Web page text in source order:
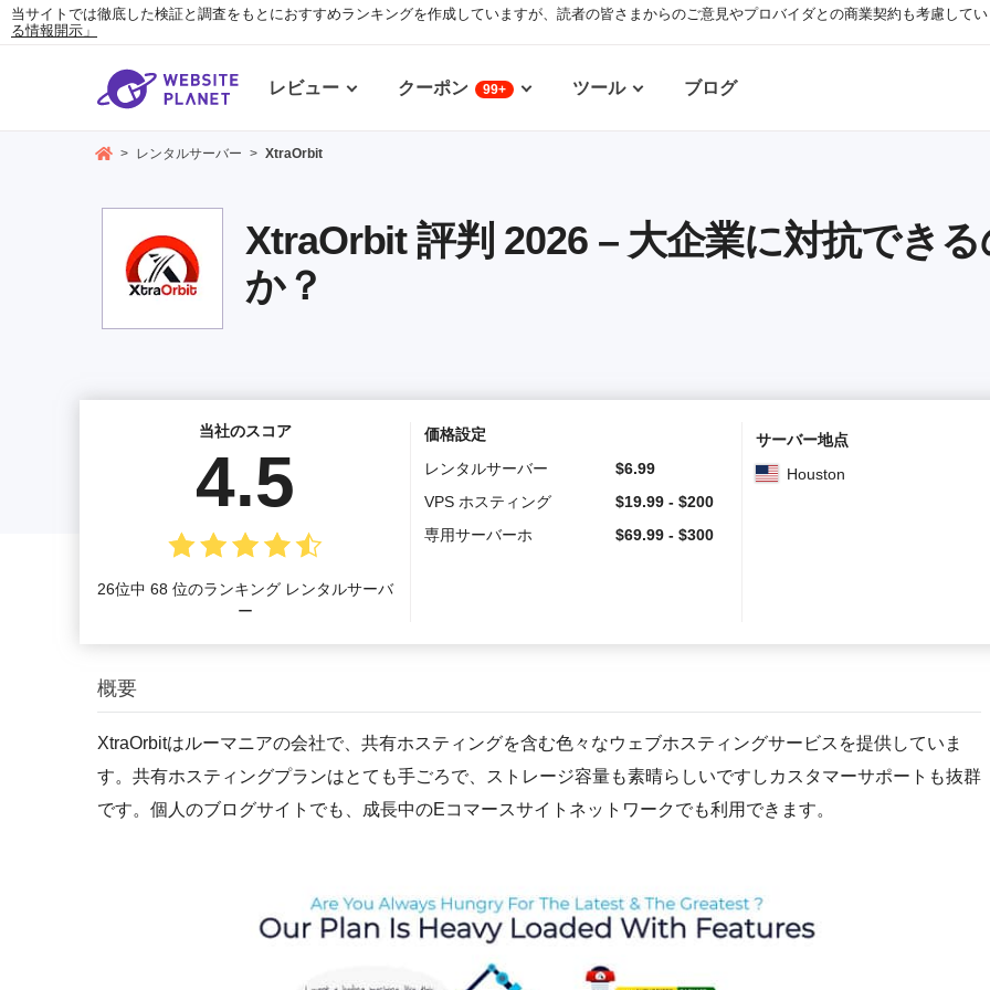
当サイトでは徹底した検証と調査をもとにおすすめランキングを作成していますが、読者の皆さまからのご意見やプロバイダとの商業契約も考慮して
る情報開示」
レビュー クーポン 99+ ツール ブログ
> レンタルサーバー > XtraOrbit
XtraOrbit 評判 2026 – 大企業に対抗でき
か？
当社のスコア
4.5
26位中 68 位のランキング レンタルサーバ
ー
価格設定
レンタルサーバー
$6.99
VPS ホスティング
$19.99 - $200
専用サーバーホ
$69.99 - $300
サーバー地点
Houston
概要
XtraOrbitはルーマニアの会社で、共有ホスティングを含む色々なウェブホスティングサービスを提供していま
す。共有ホスティングプランはとても手ごろで、ストレージ容量も素晴らしいですしカスタマーサポートも抜群
です。個人のブログサイトでも、成長中のEコマースサイトネットワークでも利用できます。